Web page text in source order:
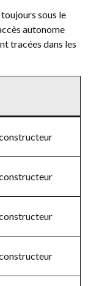
sous le
autonome
tracées dans les